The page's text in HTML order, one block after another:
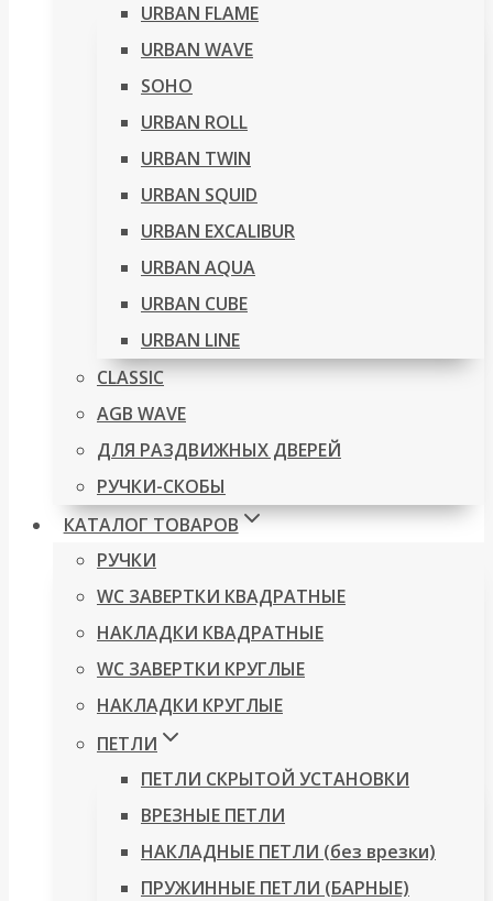
URBAN FLAME
URBAN WAVE
SOHO
URBAN ROLL
URBAN TWIN
URBAN SQUID
URBAN EXCALIBUR
URBAN AQUA
URBAN CUBE
URBAN LINE
CLASSIC
AGB WAVE
ДЛЯ РАЗДВИЖНЫХ ДВЕРЕЙ
РУЧКИ-СКОБЫ
КАТАЛОГ ТОВАРОВ
РУЧКИ
WC ЗАВЕРТКИ КВАДРАТНЫЕ
НАКЛАДКИ КВАДРАТНЫЕ
WC ЗАВЕРТКИ КРУГЛЫЕ
НАКЛАДКИ КРУГЛЫЕ
ПЕТЛИ
ПЕТЛИ СКРЫТОЙ УСТАНОВКИ
ВРЕЗНЫЕ ПЕТЛИ
НАКЛАДНЫЕ ПЕТЛИ (без врезки)
ПРУЖИННЫЕ ПЕТЛИ (БАРНЫЕ)